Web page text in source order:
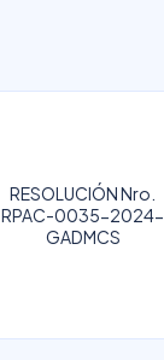
RESOLUCIÓN Nro.
RPAC-0035-2024-
GADMCS